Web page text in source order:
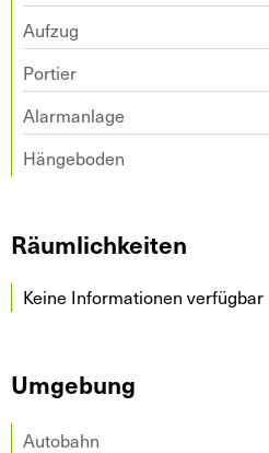
Aufzug
Portier
Alarmanlage
Hängeboden
Räumlichkeiten
Keine Informationen verfügbar
Umgebung
Autobahn